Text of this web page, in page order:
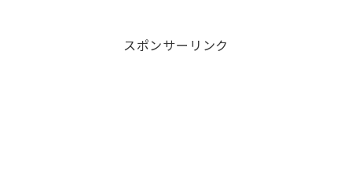
スポンサーリンク